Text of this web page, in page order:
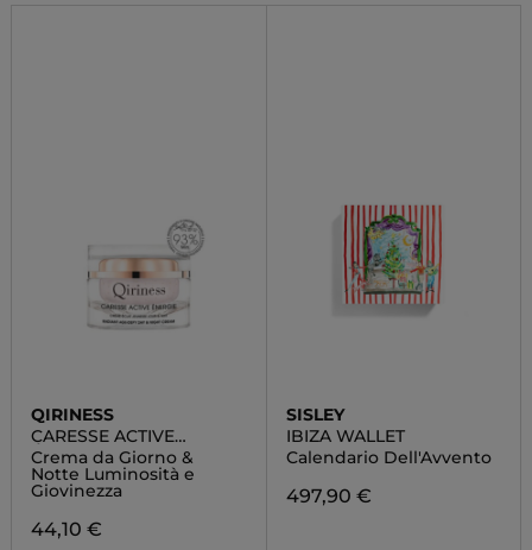
QIRINESS
CARESSE ACTIVE
ÉNERGIE
Crema da Giorno &
Notte Luminosità e
Giovinezza
44,10 €
SISLEY
IBIZA WALLET
Calendario Dell'Avvento
497,90 €